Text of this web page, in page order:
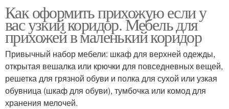
Как оформить прихожую если у
вас узкий коридор. Мебель для
прихожей в маленький коридор
Привычный набор мебели: шкаф для верхней одежды,
открытая вешалка или крючки для повседневных вещей,
решетка для грязной обуви и полка для сухой или узкая
обувница (шкаф для обуви), тумбочка или комод для
хранения мелочей.